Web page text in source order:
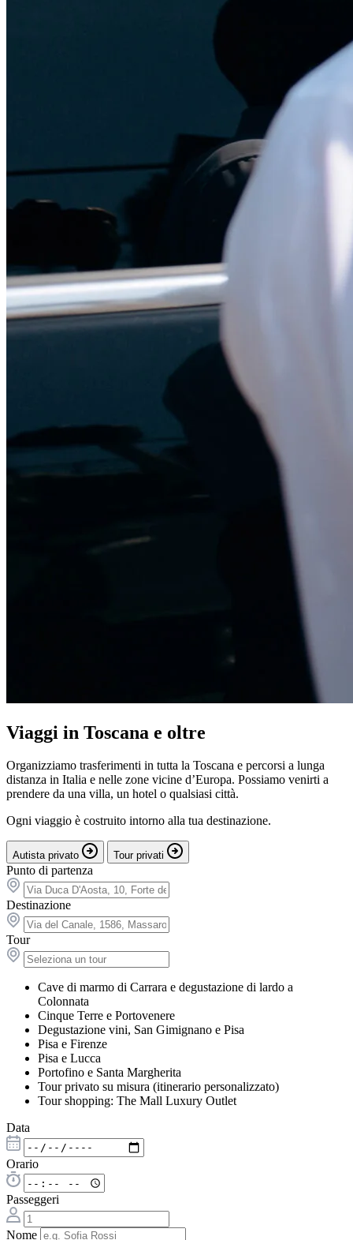
Viaggi in Toscana e oltre
Organizziamo trasferimenti in tutta la Toscana e percorsi a lunga
distanza in Italia e nelle zone vicine d’Europa. Possiamo venirti a
prendere da una villa, un hotel o qualsiasi città.
Ogni viaggio è costruito intorno alla tua destinazione.
Autista privato Tour privati
Punto di partenza
Destinazione
Tour
Cave di marmo di Carrara e degustazione di lardo a
Colonnata
Cinque Terre e Portovenere
Degustazione vini, San Gimignano e Pisa
Pisa e Firenze
Pisa e Lucca
Portofino e Santa Margherita
Tour privato su misura (itinerario personalizzato)
Tour shopping: The Mall Luxury Outlet
Data
Orario
Passeggeri
Nome